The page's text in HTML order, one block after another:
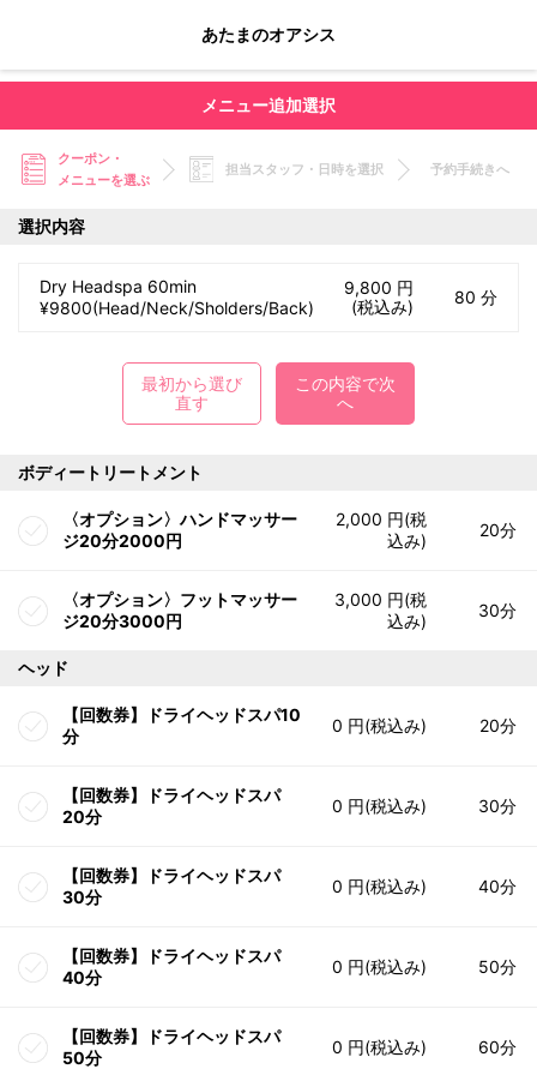
あたまのオアシス
メニュー追加選択
クーポン・
メニューを選ぶ
担当スタッフ・日時を選択 予約手続きへ
選択内容
Dry Headspa 60min
¥9800(Head/Neck/Sholders/Back)
9,800 円
(税込み)
80 分
最初から選び
直す
この内容で次
へ
ボディートリートメント
〈オプション〉ハンドマッサー
ジ20分2000円
2,000 円(税
込み)
20分
〈オプション〉フットマッサー
ジ20分3000円
3,000 円(税
込み)
30分
ヘッド
【回数券】ドライヘッドスパ10
分
0 円(税込み) 20分
【回数券】ドライヘッドスパ
20分
0 円(税込み) 30分
【回数券】ドライヘッドスパ
30分
0 円(税込み) 40分
【回数券】ドライヘッドスパ
40分
0 円(税込み) 50分
【回数券】ドライヘッドスパ
50分
0 円(税込み) 60分